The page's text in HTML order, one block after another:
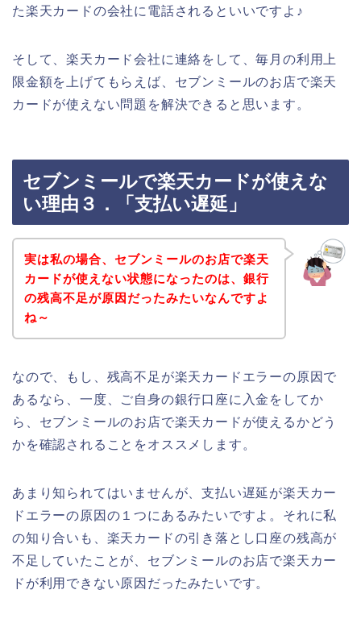
た楽天カードの会社に電話されるといいですよ♪
そして、楽天カード会社に連絡をして、毎月の利用上
限金額を上げてもらえば、セブンミールのお店で楽天
カードが使えない問題を解決できると思います。
セブンミールで楽天カードが使えな
い理由３．「支払い遅延」
実は私の場合、セブンミールのお店で楽天
カードが使えない状態になったのは、銀行
の残高不足が原因だったみたいなんですよ
ね～
なので、もし、残高不足が楽天カードエラーの原因で
あるなら、一度、ご自身の銀行口座に入金をしてか
ら、セブンミールのお店で楽天カードが使えるかどう
かを確認されることをオススメします。
あまり知られてはいませんが、支払い遅延が楽天カー
ドエラーの原因の１つにあるみたいですよ。それに私
の知り合いも、楽天カードの引き落とし口座の残高が
不足していたことが、セブンミールのお店で楽天カー
ドが利用できない原因だったみたいです。